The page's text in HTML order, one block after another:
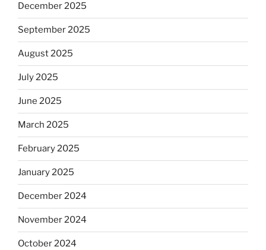
December 2025
September 2025
August 2025
July 2025
June 2025
March 2025
February 2025
January 2025
December 2024
November 2024
October 2024